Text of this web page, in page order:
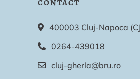
CONTACT
400003 Cluj-Napoca
0264-439018
cluj-gherla@bru.ro